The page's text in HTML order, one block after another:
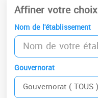
Affiner votre choix
Nom de l'établissement
Gouvernorat